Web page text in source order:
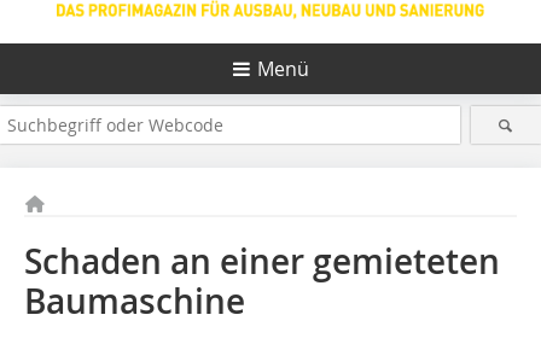
Menü
Schaden an einer gemieteten
Baumaschine